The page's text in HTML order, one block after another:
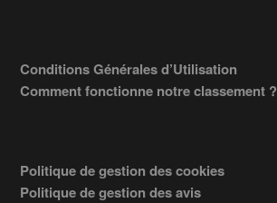
Conditions Générales d’Utilisation
Comment fonctionne notre classement ?
Politique de gestion des cookies
Politique de gestion des avis